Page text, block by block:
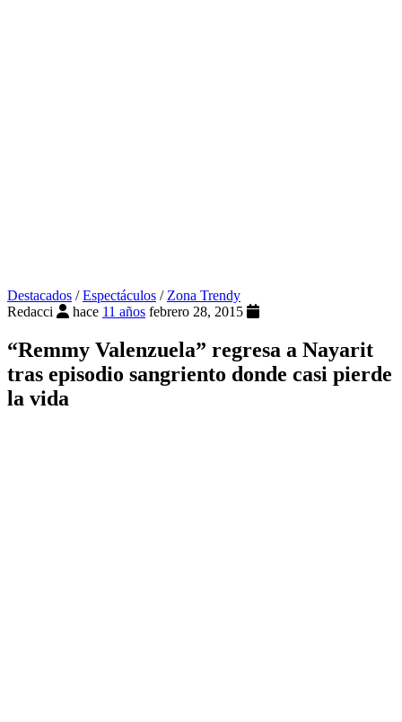
Destacados /Espectáculos /Zona Trendy
Redacci
hace 11 años febrero 28, 2015
“Remmy Valenzuela” regresa a Nayarit
tras episodio sangriento donde casi pierde
la vida